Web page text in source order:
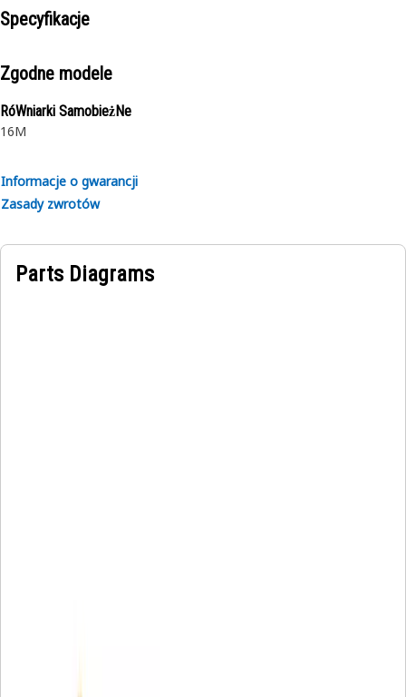
Attributes:
• Provide a smooth, uninterrupted flow of hydraulic fluid,
minimizing pressure drop
Applications:
to the pump and serves to maintain the required pressure
levels with the Nut and Sleeve configuration minimizes the
Specyfikacje
Zgodne modele
RóWniarki SamobieżNe
16M
Informacje o gwarancji
Zasady zwrotów
Parts Diagrams